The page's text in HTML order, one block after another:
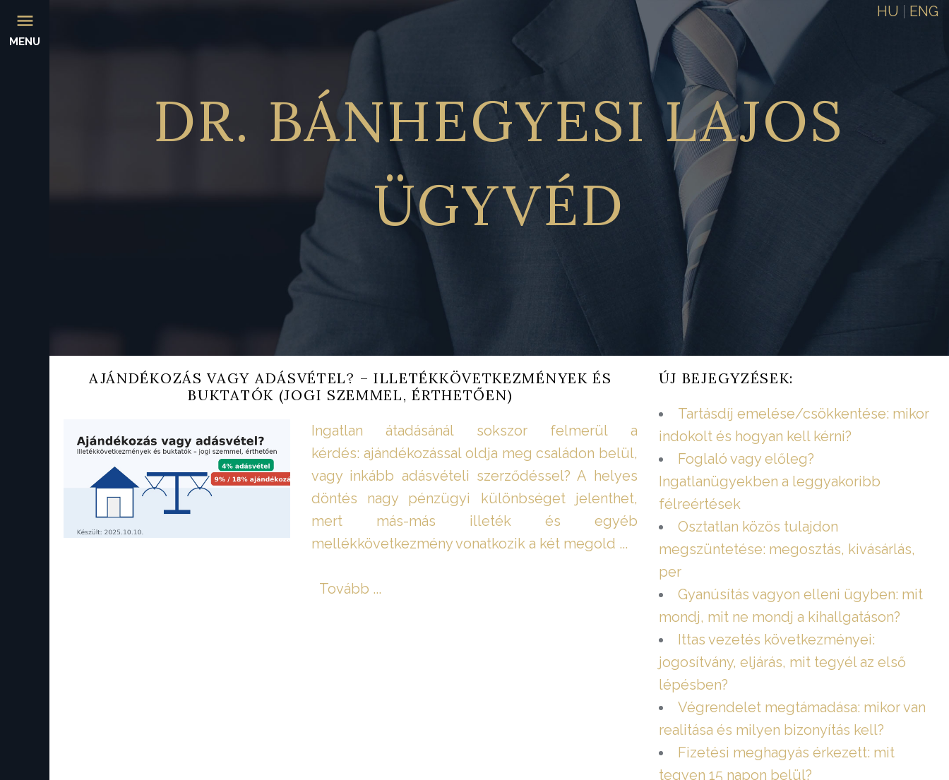
MENU
HU ENG
DR. BÁNHEGYESI LAJOS
ÜGYVÉD
AJÁNDÉKOZÁS VAGY ADÁSVÉTEL? – ILLETÉKKÖVETKEZMÉNYEK ÉS
BUKTATÓK (JOGI SZEMMEL, ÉRTHETŐEN)
Ingatlan átadásánál sokszor felmerül a
kérdés: ajándékozással oldja meg családon belül,
vagy inkább adásvételi szerződéssel? A helyes
döntés nagy pénzügyi különbséget jelenthet,
mert más-más illeték és egyéb
mellékkövetkezmény vonatkozik a két megold ...
Tovább ...
ÚJ BEJEGYZÉSEK:
Tartásdíj emelése/csökkentése: mikor
indokolt és hogyan kell kérni?
Foglaló vagy előleg?
Ingatlanügyekben a leggyakoribb
félreértések
Osztatlan közös tulajdon
megszüntetése: megosztás, kivásárlás,
per
Gyanúsítás vagyon elleni ügyben: mit
mondj, mit ne mondj a kihallgatáson?
Ittas vezetés következményei:
jogosítvány, eljárás, mit tegyél az első
lépésben?
Végrendelet megtámadása: mikor van
realitása és milyen bizonyítás kell?
Fizetési meghagyás érkezett: mit
tegyen 15 napon belül?